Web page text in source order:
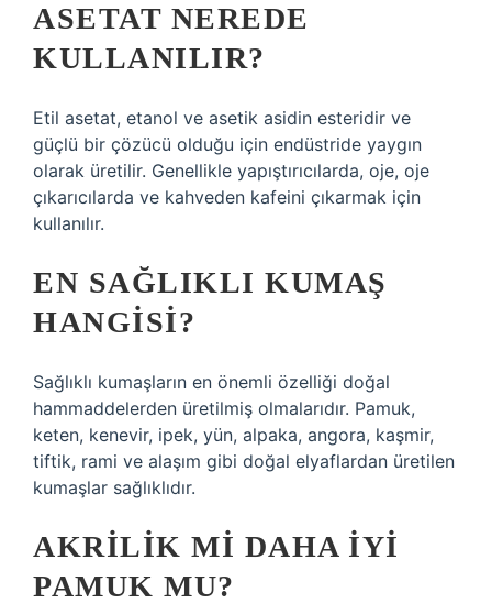
ASETAT NEREDE
KULLANILIR?
Etil asetat, etanol ve asetik asidin esteridir ve
güçlü bir çözücü olduğu için endüstride yaygın
olarak üretilir. Genellikle yapıştırıcılarda, oje, oje
çıkarıcılarda ve kahveden kafeini çıkarmak için
kullanılır.
EN SAĞLIKLI KUMAŞ
HANGISI?
Sağlıklı kumaşların en önemli özelliği doğal
hammaddelerden üretilmiş olmalarıdır. Pamuk,
keten, kenevir, ipek, yün, alpaka, angora, kaşmir,
tiftik, rami ve alaşım gibi doğal elyaflardan üretilen
kumaşlar sağlıklıdır.
AKRILIK MI DAHA IYI
PAMUK MU?